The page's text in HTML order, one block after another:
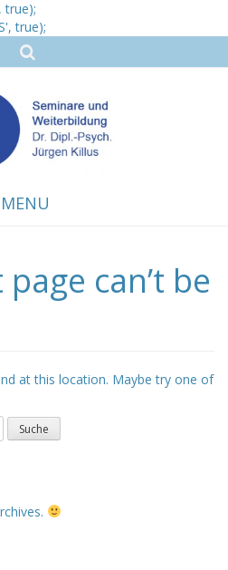
true);
true);
MENU
can’t be
at this location. Maybe try one of